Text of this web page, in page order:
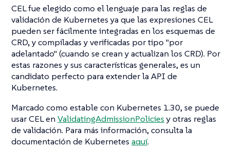
CEL fue elegido como el lenguaje para las reglas de
validación de Kubernetes ya que las expresiones CEL
pueden ser fácilmente integradas en los esquemas de
CRD, y compiladas y verificadas por tipo "por
adelantado" (cuando se crean y actualizan los CRD). Por
estas razones y sus características generales, es un
candidato perfecto para extender la API de
Kubernetes.
Marcado como estable con Kubernetes 1.30, se puede
usar CEL en ValidatingAdmissionPolicies y otras reglas
de validación. Para más información, consulta la
documentación de Kubernetes aquí.